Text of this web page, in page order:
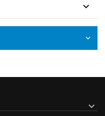
keyboard_arrow_down
